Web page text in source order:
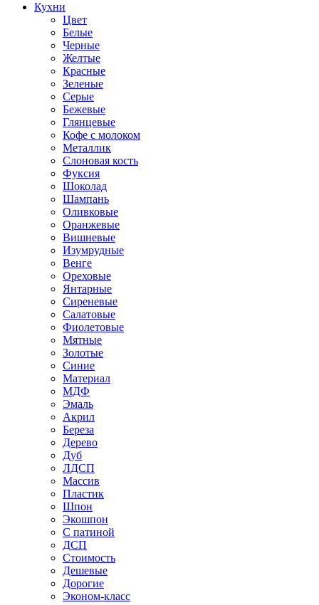
Кухни
Цвет
Белые
Черные
Желтые
Красные
Зеленые
Серые
Бежевые
Глянцевые
Кофе с молоком
Металлик
Слоновая кость
Фуксия
Шоколад
Шампань
Оливковые
Оранжевые
Вишневые
Изумрудные
Венге
Ореховые
Янтарные
Сиреневые
Салатовые
Фиолетовые
Мятные
Золотые
Синие
Материал
МДФ
Эмаль
Акрил
Береза
Дерево
Дуб
ЛДСП
Массив
Пластик
Шпон
Экошпон
С патиной
ДСП
Стоимость
Дешевые
Дорогие
Эконом-класс